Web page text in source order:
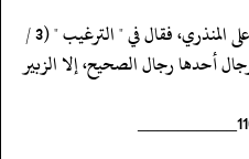
المنذري، فقال في " الترغيب " (3 /